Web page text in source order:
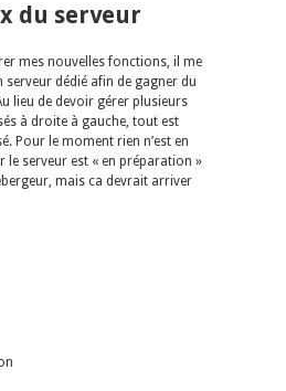
du serveur
mes nouvelles fonctions, il me
serveur dédié afin de gagner du
lieu de devoir gérer plusieurs
à droite à gauche, tout est
Pour le moment rien n’est en
le serveur est « en préparation »
mais ca devrait arriver